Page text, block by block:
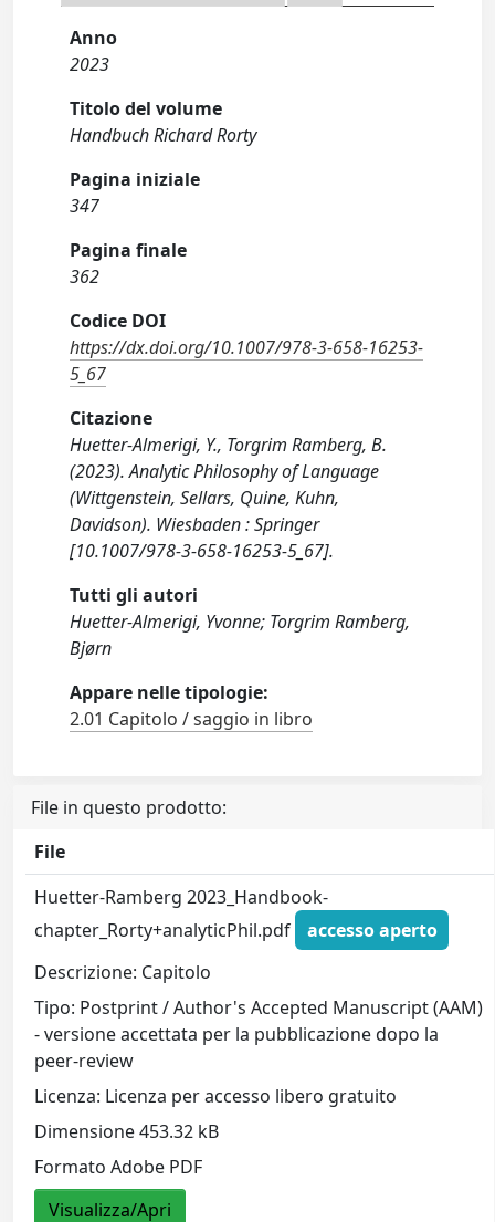
Anno
2023
Titolo del volume
Handbuch Richard Rorty
Pagina iniziale
347
Pagina finale
362
Codice DOI
https://dx.doi.org/10.1007/978-3-658-16253-
5_67
Citazione
Huetter-Almerigi, Y., Torgrim Ramberg, B.
(2023). Analytic Philosophy of Language
(Wittgenstein, Sellars, Quine, Kuhn,
Davidson). Wiesbaden : Springer
[10.1007/978-3-658-16253-5_67].
Tutti gli autori
Huetter-Almerigi, Yvonne; Torgrim Ramberg,
Bjørn
Appare nelle tipologie:
2.01 Capitolo / saggio in libro
File in questo prodotto:
File
Huetter-Ramberg 2023_Handbook-
chapter_Rorty+analyticPhil.pdf
accesso aperto
Descrizione: Capitolo
Tipo: Postprint / Author's Accepted Manuscript (AAM)
- versione accettata per la pubblicazione dopo la
peer-review
Licenza: Licenza per accesso libero gratuito
Dimensione 453.32 kB
Formato Adobe PDF
Visualizza/Apri